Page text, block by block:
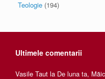
Teologie (194)
Ultimele comentarii
Vasile Taut la De luna ta,